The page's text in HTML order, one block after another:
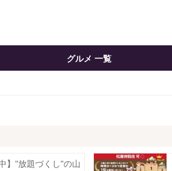
グルメ 一覧
】"放題づくし"の山